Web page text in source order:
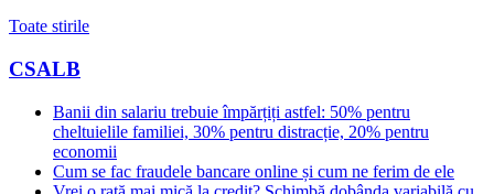
Toate stirile
CSALB
Banii din salariu trebuie împărțiți astfel: 50% pentru
cheltuielile familiei, 30% pentru distracție, 20% pentru
economii
Cum se fac fraudele bancare online și cum ne ferim de ele